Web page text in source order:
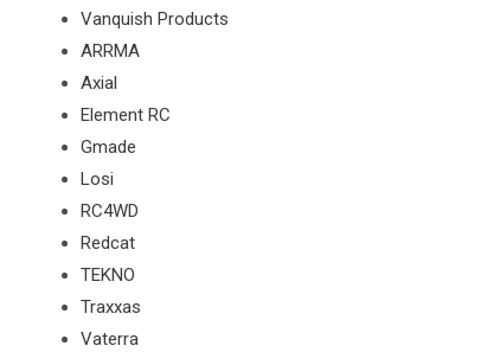
Vanquish Products
ARRMA
Axial
Element RC
Gmade
Losi
RC4WD
Redcat
TEKNO
Traxxas
Vaterra